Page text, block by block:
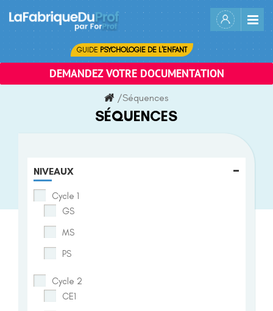
content
GUIDE PSYCHOLOGIE DE L'ENFANT
DEMANDEZ VOTRE DOCUMENTATION
/Séquences
SÉQUENCES
NIVEAUX -
Cycle 1
GS
MS
PS
Cycle 2
CE1